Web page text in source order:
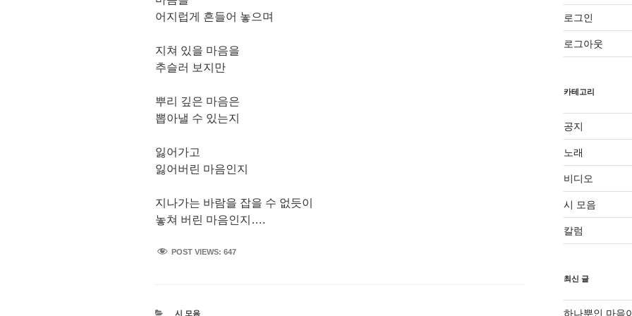
어지럽게 흔들어 놓으며
지쳐 있을 마음을
추슬러 보지만
뿌리 깊은 마음은
뽑아낼 수 있는지
잃어가고
잃어버린 마음인지
지나가는 바람을 잡을 수 없듯이
놓쳐 버린 마음인지….
POST VIEWS: 647
카
시 모음
로그인
로그아웃
카테고리
공지
노래
비디오
시 모음
칼럼
최신 글
하나뿐인 마음